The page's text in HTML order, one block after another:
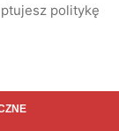
politykę